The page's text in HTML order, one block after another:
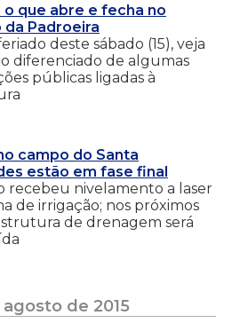
o que abre e fecha no
Padroeira
deste sábado (15), veja
diferenciado de algumas
públicas ligadas à
campo do Santa
estão em fase final
recebeu nivelamento a laser
de irrigação; nos próximos
de drenagem será
de 2015